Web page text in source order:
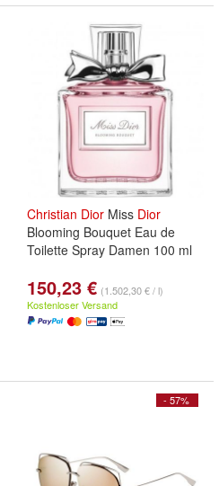
Christian Dior Miss Dior
Blooming Bouquet Eau de
Toilette Spray Damen 100 ml
150,23 € (1.502,30 € / l)
Kostenloser Versand
- 57%